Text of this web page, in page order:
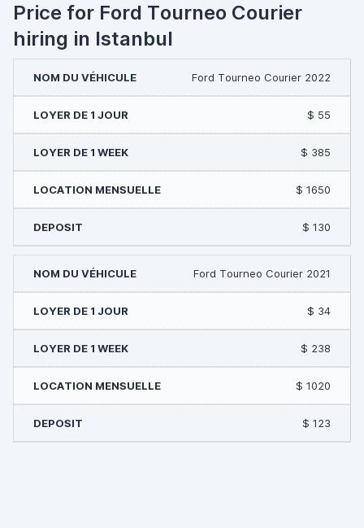
Price for Ford Tourneo Courier
hiring in Istanbul
Ford Tourneo Courier 2022
$ 55
$ 385
$ 1650
$ 130
Ford Tourneo Courier 2021
$ 34
$ 238
$ 1020
$ 123